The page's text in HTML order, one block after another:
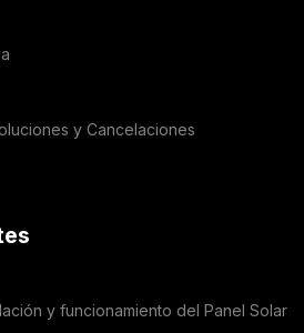
y Cancelaciones
y funcionamiento del Panel Solar